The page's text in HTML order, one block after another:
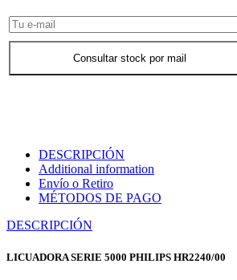
Consultar stock por mail
DESCRIPCIÓN
Additional information
Envío o Retiro
MÉTODOS DE PAGO
DESCRIPCIÓN
LICUADORA SERIE 5000 PHILIPS HR2240/00